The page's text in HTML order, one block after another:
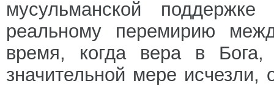
мусульманской
реальному перемирию
время, когда вера в
значительной мере исчезли,